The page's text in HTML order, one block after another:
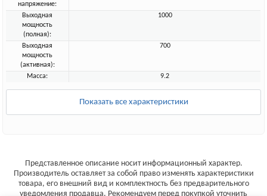
напряжение:
Выходная
мощность
(полная):
1000
Выходная
мощность
(активная):
700
Масса: 9.2
Показать все характеристики
Представленное описание носит информационный характер.
Производитель оставляет за собой право изменять характеристики
товара, его внешний вид и комплектность без предварительного
уведомления продавца. Рекомендуем перед покупкой уточнить